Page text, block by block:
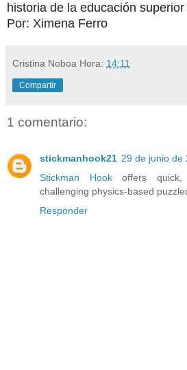
historia de la educación
Por: Ximena Ferro
Cristina Noboa Hora: 14:11
Compartir
1 comentario:
stickmanhook21 29 de junio de
Stickman Hookoffers quick,
challenging physics-based
Responder